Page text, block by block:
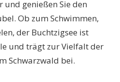
genießen Sie den
Ob zum Schwimmen,
der Buchtzigsee ist
und trägt zur Vielfalt der
Schwarzwald bei.